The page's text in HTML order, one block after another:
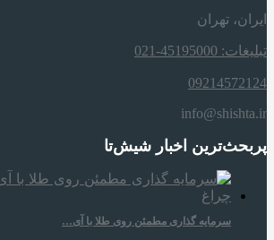
ایران، تهران
تبلیغات: 45195000-021
09214572124
info@shishta.ir
پربحث‌ترین اخبار شیش‌تا
سرمایه‌ گذاری مطمئن روی طلا با آی…